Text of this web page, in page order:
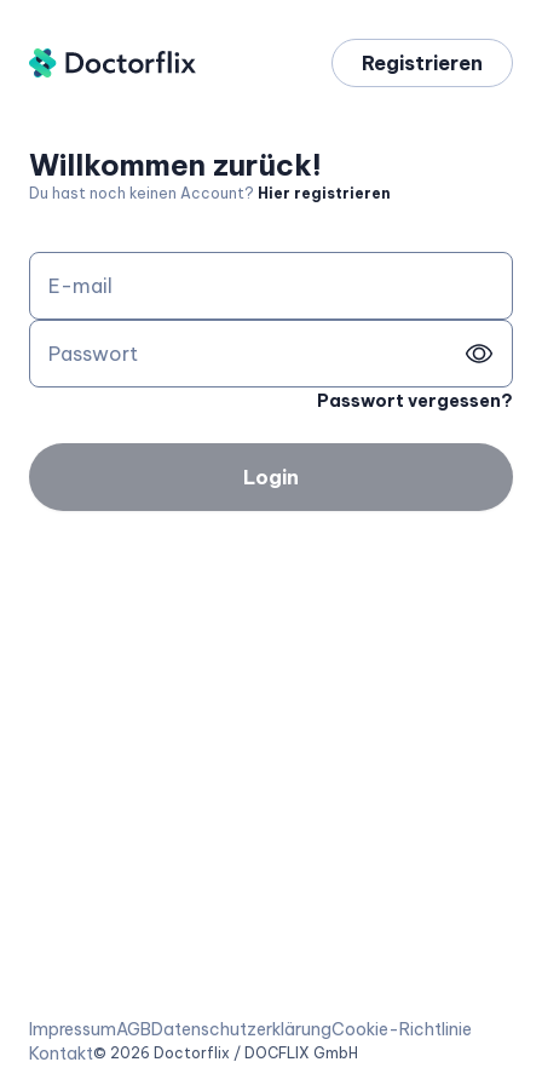
Registrieren
Willkommen zurück!
Du hast noch keinen Account? Hier registrieren
E-mail
Passwort
Passwort vergessen?
Login
ImpressumAGBDatenschutzerklärungCookie-Richtlinie
Kontakt© 2026 Doctorflix / DOCFLIX GmbH